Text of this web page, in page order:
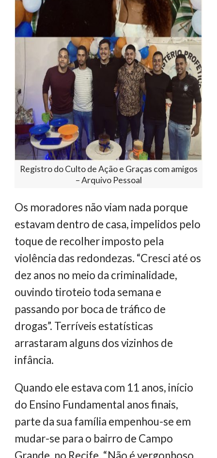
Registro do Culto de Ação e Graças com amigos
– Arquivo Pessoal
Os moradores não viam nada porque
estavam dentro de casa, impelidos pelo
toque de recolher imposto pela
violência das redondezas. “Cresci até os
dez anos no meio da criminalidade,
ouvindo tiroteio toda semana e
passando por boca de tráfico de
drogas”. Terríveis estatísticas
arrastaram alguns dos vizinhos de
infância.
Quando ele estava com 11 anos, início
do Ensino Fundamental anos finais,
parte da sua família empenhou-se em
mudar-se para o bairro de Campo